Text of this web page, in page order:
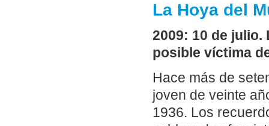
La Hoya del
2009: 10 de
posible víctima
Hace más de
joven de veinte
1936. Los